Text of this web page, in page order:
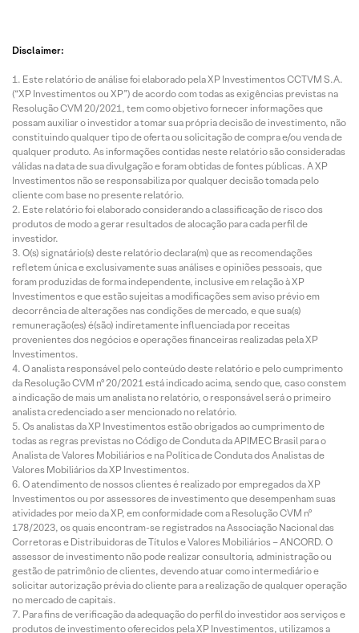
Disclaimer:
Este relatório de análise foi elaborado pela XP Investimentos CCTVM S.A.
(“XP Investimentos ou XP”) de acordo com todas as exigências previstas na
Resolução CVM 20/2021, tem como objetivo fornecer informações que
possam auxiliar o investidor a tomar sua própria decisão de investimento, não
constituindo qualquer tipo de oferta ou solicitação de compra e/ou venda de
qualquer produto. As informações contidas neste relatório são consideradas
válidas na data de sua divulgação e foram obtidas de fontes públicas. A XP
Investimentos não se responsabiliza por qualquer decisão tomada pelo
cliente com base no presente relatório.
Este relatório foi elaborado considerando a classificação de risco dos
produtos de modo a gerar resultados de alocação para cada perfil de
investidor.
O(s) signatário(s) deste relatório declara(m) que as recomendações
refletem única e exclusivamente suas análises e opiniões pessoais, que
foram produzidas de forma independente, inclusive em relação à XP
Investimentos e que estão sujeitas a modificações sem aviso prévio em
decorrência de alterações nas condições de mercado, e que sua(s)
remuneração(es) é(são) indiretamente influenciada por receitas
provenientes dos negócios e operações financeiras realizadas pela XP
Investimentos.
O analista responsável pelo conteúdo deste relatório e pelo cumprimento
da Resolução CVM nº 20/2021 está indicado acima, sendo que, caso constem
a indicação de mais um analista no relatório, o responsável será o primeiro
analista credenciado a ser mencionado no relatório.
Os analistas da XP Investimentos estão obrigados ao cumprimento de
todas as regras previstas no Código de Conduta da APIMEC Brasil para o
Analista de Valores Mobiliários e na Política de Conduta dos Analistas de
Valores Mobiliários da XP Investimentos.
O atendimento de nossos clientes é realizado por empregados da XP
Investimentos ou por assessores de investimento que desempenham suas
atividades por meio da XP, em conformidade com a Resolução CVM nº
178/2023, os quais encontram-se registrados na Associação Nacional das
Corretoras e Distribuidoras de Títulos e Valores Mobiliários – ANCORD. O
assessor de investimento não pode realizar consultoria, administração ou
gestão de patrimônio de clientes, devendo atuar como intermediário e
solicitar autorização prévia do cliente para a realização de qualquer operação
no mercado de capitais.
Para fins de verificação da adequação do perfil do investidor aos serviços e
produtos de investimento oferecidos pela XP Investimentos, utilizamos a